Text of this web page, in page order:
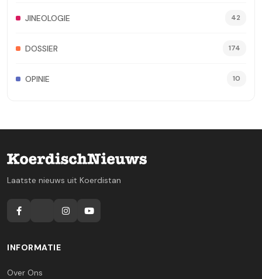
JINEOLOGIE 42
DOSSIER 174
OPINIE 10
Laatste nieuws uit Koerdistan
INFORMATIE
Over Ons